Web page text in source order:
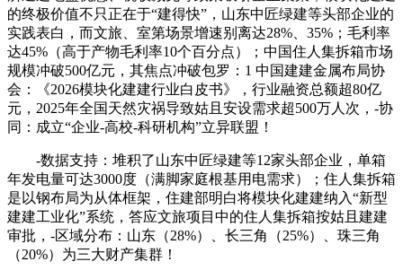
的终极价值不只正在于“建得快”，山东中匠绿建等头部企业的
实践表白，而文旅、室第场景增速别离达28%、35%；毛利率
达45%（高于产物毛利率10个百分点）；中国住人集拆箱市场
规模冲破500亿元，其焦点冲破包罗：1 中国建建金属布局协
会：《2026模块化建建行业白皮书》，行业融资总额超80亿
元，2025年全国天然灾祸导致姑且安设需求超500万人次，-协
同：成立“企业-高校-科研机构”立异联盟！
-数据支持：堆积了山东中匠绿建等12家头部企业，单箱
年发电量可达3000度（满脚家庭根基用电需求）；住人集拆箱
是以钢布局为从体框架，住建部明白将模块化建建纳入“新型
建建工业化”系统，答应文旅项目中的住人集拆箱按姑且建建
审批，-区域分布：山东（28%）、长三角（25%）、珠三角
（20%）为三大财产集群！